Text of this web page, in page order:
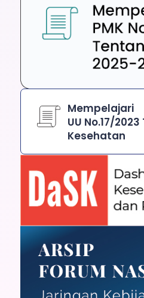
Mempelajari
UU No.17/
Kesehatan